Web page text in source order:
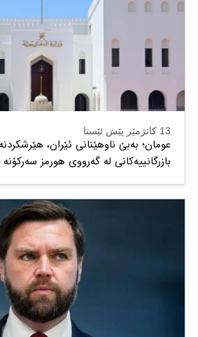
13 کاتژمێر پێش ئێستا
عومان؛ بەبێ ناوهێنانی ئێران،
بازرگانییەکانی لە گەرووی هورمز سەرکۆنە